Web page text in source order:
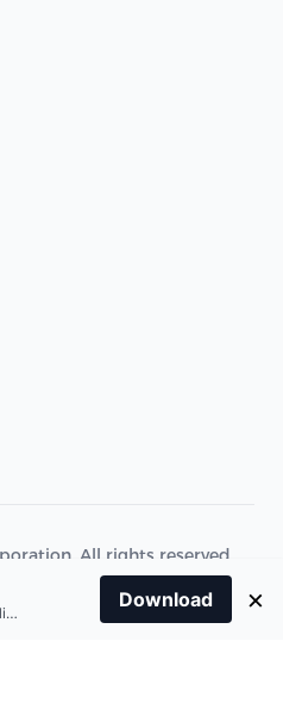
All rights reserved.
Breaking news. Fast. Reliable.
Download ×